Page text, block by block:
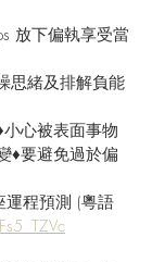
放下偏執享受當
思緒及排解負能
心被表面事物
♦要避免過於偏
程預測 (粵語